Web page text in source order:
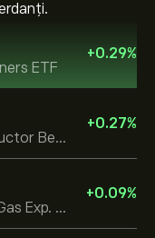
ETF
+0.29%
Direxion Daily Semiconductor Bear 3X ETF
+0.27%
Direxion Daily S&P Oil & Gas Exp. & Prod. Bear 2X ETF
+0.09%